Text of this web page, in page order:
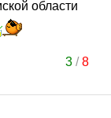
области
3/8